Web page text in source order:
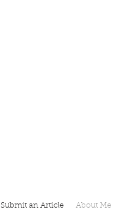
About Me
Submit an Article